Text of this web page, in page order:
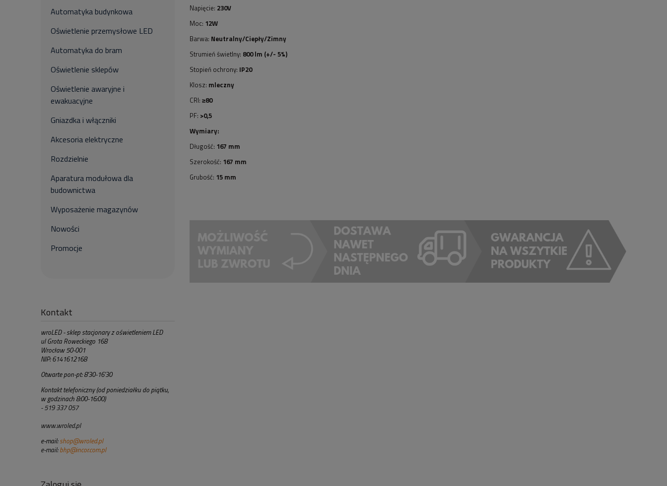
Automatyka budynkowa
Oświetlenie przemysłowe LED
Automatyka do bram
Oświetlenie sklepów
Oświetlenie awaryjne i
ewakuacyjne
Gniazdka i włączniki
Akcesoria elektryczne
Rozdzielnie
Aparatura modułowa dla
budownictwa
Wyposażenie magazynów
Nowości
Promocje
Kontakt
wroLED - sklep stacjonary z oświetleniem LED
ul Grota Roweckiego 168
Wrocław 50-001
NIP: 6141612168
Otwarte pon-pt: 8'30-16'30
Kontakt telefoniczny (od poniedziałku do piątku,
w godzinach 8:00-16:00)
- 519 337 057
www.wroled.pl
e-mail: shop@wroled.pl
e-mail:bhp@incor.com.pl
Napięcie: 230V
Moc: 12W
Barwa: Neutralny/Ciepły/Zimny
Strumień świetlny: 800 lm (+/- 5%)
Stopień ochrony: IP20
Klosz: mleczny
CRI: ≥80
PF: >0,5
Wymiary:
Długość: 167 mm
Szerokość: 167 mm
Grubość: 15 mm